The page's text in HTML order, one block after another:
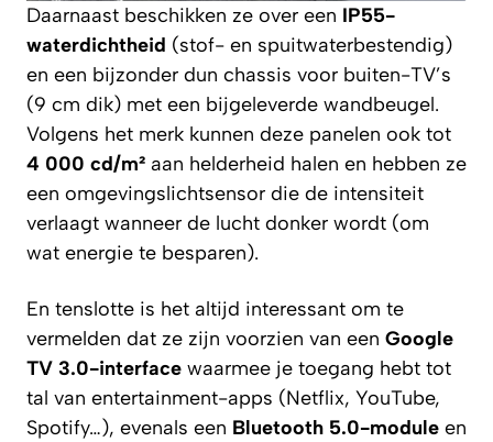
Daarnaast beschikken ze over een IP55-
waterdichtheid (stof- en spuitwaterbestendig)
en een bijzonder dun chassis voor buiten-TV’s
(9 cm dik) met een bijgeleverde wandbeugel.
Volgens het merk kunnen deze panelen ook tot
4 000 cd/m² aan helderheid halen en hebben ze
een omgevingslichtsensor die de intensiteit
verlaagt wanneer de lucht donker wordt (om
wat energie te besparen).
En tenslotte is het altijd interessant om te
vermelden dat ze zijn voorzien van een Google
TV 3.0-interface waarmee je toegang hebt tot
tal van entertainment-apps (Netflix, YouTube,
Spotify…), evenals een Bluetooth 5.0-module en